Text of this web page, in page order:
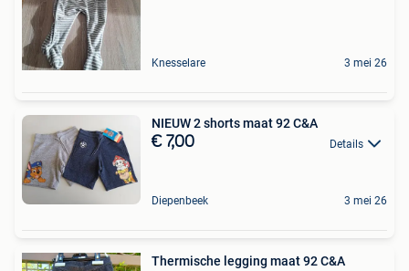
Knesselare 3 mei 26
NIEUW 2 shorts maat 92 C&A
€ 7,00 Details
Diepenbeek 3 mei 26
Thermische legging maat 92 C&A